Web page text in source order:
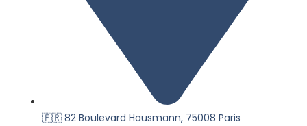
🇫🇷 82 Boulevard Hausmann, 75008 Paris